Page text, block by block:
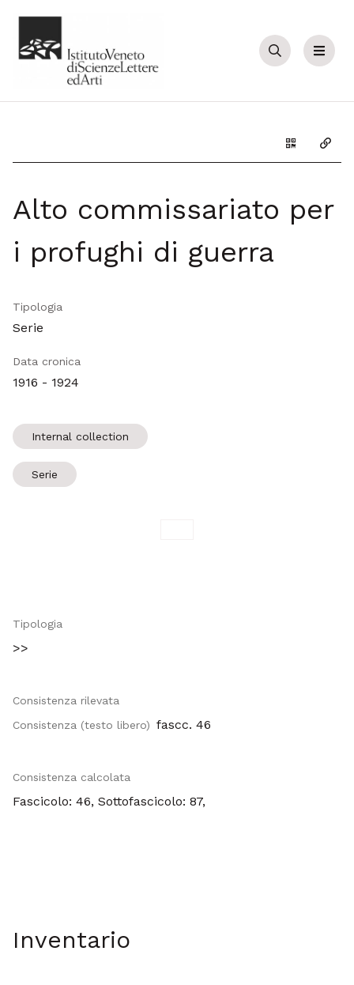
Cerca Menu
Genera il
Alto commissariato per
i profughi di guerra
Tipologia
Serie
Data cronica
1916 - 1924
Internal collection
Serie
Tipologia
>>
Consistenza rilevata
Consistenza (testo libero) fascc. 46
Consistenza calcolata
Fascicolo: 46, Sottofascicolo: 87,
Inventario